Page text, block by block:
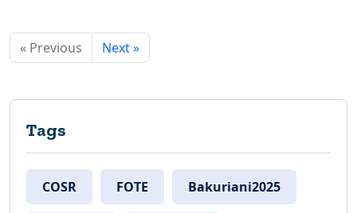
« Previous Next »
Tags
COSR FOTE Bakuriani2025